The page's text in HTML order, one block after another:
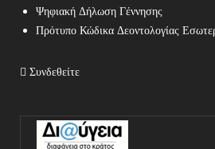
Ψηφιακή Δήλωση Γέννησης
Πρότυπο Κώδικα Δεοντολογίας
Συνδεθείτε